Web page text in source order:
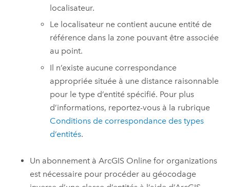
localisateur.
Le localisateur ne contient aucune entité de
référence dans la zone pouvant être associée
au point.
Il n’existe aucune correspondance
appropriée située à une distance raisonnable
pour le type d’entité spécifié. Pour plus
d’informations, reportez-vous à la rubrique
Conditions de correspondance des types
d’entités.
Un abonnement àArcGIS Online for organizations
est nécessaire pour procéder au géocodage